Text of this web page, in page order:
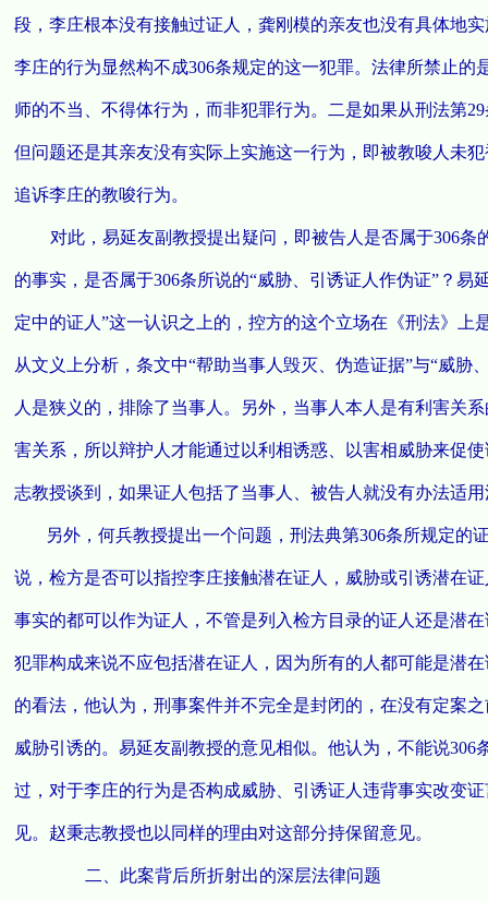
段，李庄根本没有接触过证人，龚刚模的亲友也没有具体地
李庄的行为显然构不成306条规定的这一犯罪。法律所禁止
师的不当、不得体行为，而非犯罪行为。二是如果从刑法第
但问题还是其亲友没有实际上实施这一行为，即被教唆人未
追诉李庄的教唆行为。
对此，易延友副教授提出疑问，即被告人是否属于306
的事实，是否属于306条所说的“威胁、引诱证人作伪证”？
定中的证人”这一认识之上的，控方的这个立场在《刑法》
从文义上分析，条文中“帮助当事人毁灭、伪造证据”与“威
人是狭义的，排除了当事人。另外，当事人本人是有利害关
害关系，所以辩护人才能通过以利相诱惑、以害相威胁来促
志教授谈到，如果证人包括了当事人、被告人就没有办法适
另外，何兵教授提出一个问题，刑法典第306条所规定
说，检方是否可以指控李庄接触潜在证人，威胁或引诱潜在
事实的都可以作为证人，不管是列入检方目录的证人还是潜
犯罪构成来说不应包括潜在证人，因为所有的人都可能是潜
的看法，他认为，刑事案件并不完全是封闭的，在没有定案
威胁引诱的。易延友副教授的意见相似。他认为，不能说
过，对于李庄的行为是否构成威胁、引诱证人违背事实改变
见。赵秉志教授也以同样的理由对这部分持保留意见。
二、此案背后所折射出的深层法律问题